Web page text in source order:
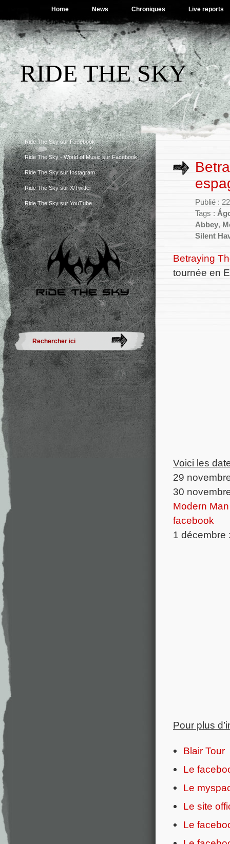
Home News Chroniques Live reports
RIDE THE SKY
Ride The Sky sur Facebook
Ride The Sky - World of Music sur Facebook
Ride The Sky sur Instagram
Ride The Sky sur X/Twitter
Ride The Sky sur YouTube
Publié :
Tags :
Abbey,
Silent
Betraying
tournée en
Voici les
29
30
Modern
facebook
1 décembre
Pour plus
Blair Tour
Le
Le
Le site
Le